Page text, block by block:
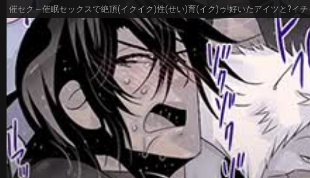
催セク～催眠セックスで絶頂(イクイク)性(せい)育(イク)ゥ!好いたアイツと?イチ